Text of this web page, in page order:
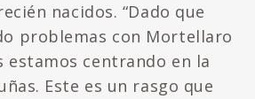
nacidos. “Dado que
problemas con Mortellaro
estamos centrando en la
Este es un rasgo que